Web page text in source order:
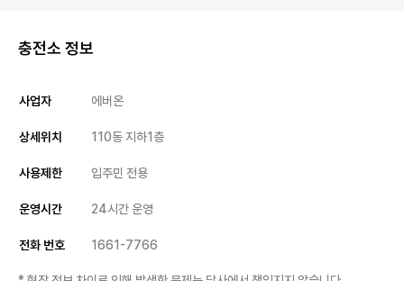
충전소 정보
사업자 에버온
상세위치 110동 지하1층
사용제한 입주민 전용
운영시간 24시간 운영
전화 번호 1661-7766